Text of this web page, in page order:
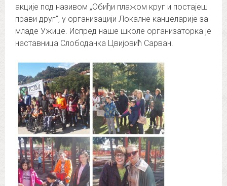
акције под називом „Обиђи плажом круг и постајеш
прави друг“, у организацији Локалне канцеларије за
младе Ужице. Испред наше школе организаторка је
наставница Слободанка Цвијовић Сарван.